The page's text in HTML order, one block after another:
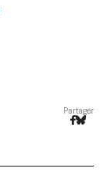
Partager